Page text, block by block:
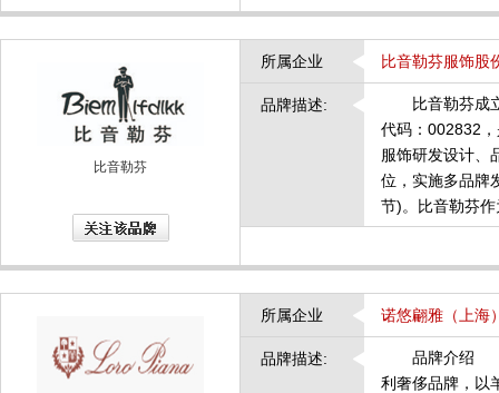
比音勒芬
所属企业 比音勒芬服饰股
品牌描述:
比音勒芬成立
代码：002832
服饰研发设计、
位，实施多品牌
节)。比音勒芬
所属企业 诺悠翩雅（上海
品牌描述:
品牌介绍 意
利奢侈品牌，以